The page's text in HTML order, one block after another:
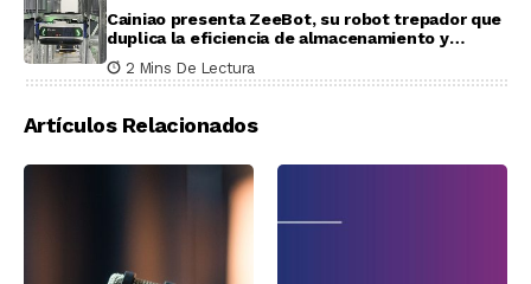
Cainiao presenta ZeeBot, su robot trepador que
duplica la eficiencia de almacenamiento y
recogida en pruebas reales
2 Mins De Lectura
Artículos Relacionados